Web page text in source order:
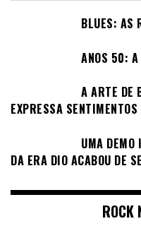
BLUES: AS
ANOS 50: A
A ARTE DE
EXPRESSA SENTIMENTOS
UMA DEMO
DA ERA DIO ACABOU DE
ROCK